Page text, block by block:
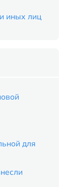
иных лиц
для